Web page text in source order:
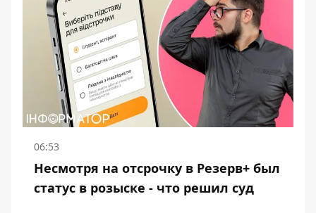
06:53
Несмотря на отсрочку в Резерв+ был
статус в розыске - что решил суд